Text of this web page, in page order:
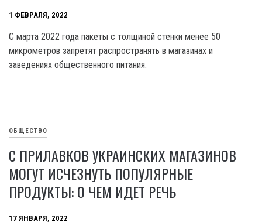
1 ФЕВРАЛЯ, 2022
С марта 2022 года пакеты с толщиной стенки менее 50
микрометров запретят распространять в магазинах и
заведениях общественного питания.
ОБЩЕСТВО
С ПРИЛАВКОВ УКРАИНСКИХ МАГАЗИНОВ
МОГУТ ИСЧЕЗНУТЬ ПОПУЛЯРНЫЕ
ПРОДУКТЫ: О ЧЕМ ИДЕТ РЕЧЬ
17 ЯНВАРЯ, 2022